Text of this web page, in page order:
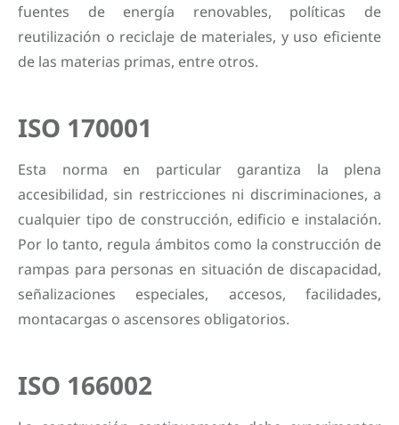
fuentes de energía renovables, políticas de
reutilización o reciclaje de materiales, y uso eficiente
de las materias primas, entre otros.
ISO 170001
Esta norma en particular garantiza la plena
accesibilidad, sin restricciones ni discriminaciones, a
cualquier tipo de construcción, edificio e instalación.
Por lo tanto, regula ámbitos como la construcción de
rampas para personas en situación de discapacidad,
señalizaciones especiales, accesos, facilidades,
montacargas o ascensores obligatorios.
ISO 166002